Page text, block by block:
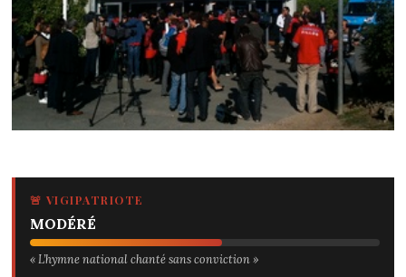
🚨 VIGIPATRIOTE
MODÉRÉ
« L’hymne national chanté sans conviction »